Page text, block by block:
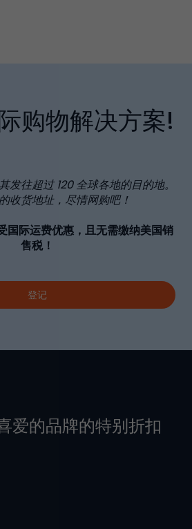
购物解决方案!
发往超过 120全球各地的目的地。
收货地址，尽情网购吧！
国际运费优惠，且无需缴纳美国销
售税！
登记
爱的品牌的特别折扣